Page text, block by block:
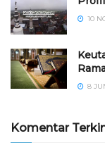
10
8
Komentar